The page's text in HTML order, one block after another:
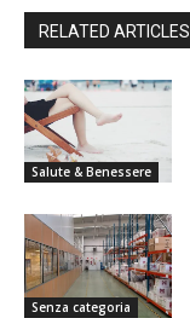
RELATED ARTICLES
Salute & Benessere
Senza categoria